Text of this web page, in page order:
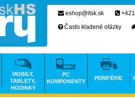
eshop@itsk.sk
Často kladené otázky
MOBILY,
TABLETY,
HODINKY
PC
KOMPONENTY
PERIFÉRIE